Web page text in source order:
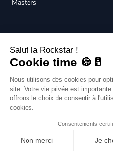
Masters
CERTIFIÉ QUALIOPI